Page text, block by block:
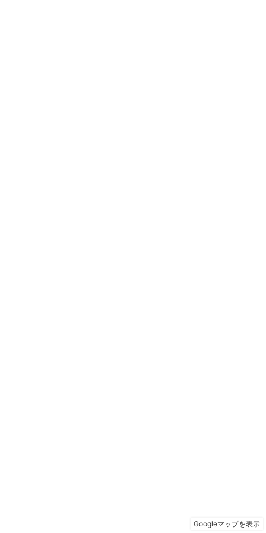
Googleマップを表示